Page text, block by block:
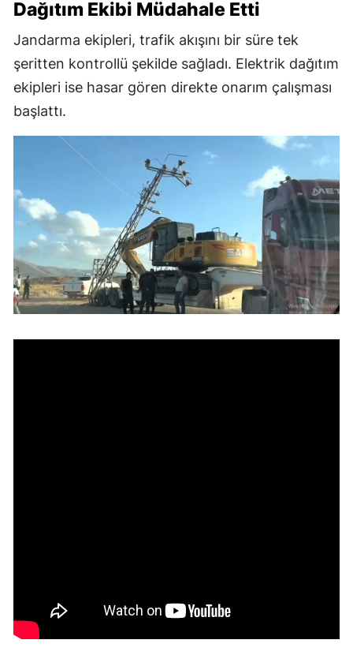
Dağıtım Ekibi Müdahale Etti
Jandarma ekipleri, trafik akışını bir süre tek
şeritten kontrollü şekilde sağladı. Elektrik dağıtım
ekipleri ise hasar gören direkte onarım çalışması
başlattı.